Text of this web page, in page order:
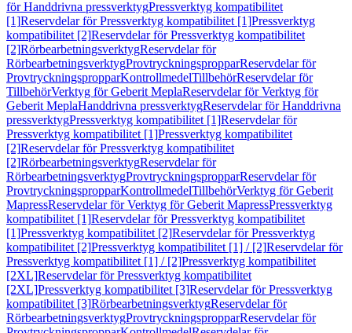
för Handdrivna pressverktygPressverktyg kompatibilitet
[1]Reservdelar för Pressverktyg kompatibilitet [1]Pressverktyg
kompatibilitet [2]Reservdelar för Pressverktyg kompatibilitet
[2]RörbearbetningsverktygReservdelar för
RörbearbetningsverktygProvtryckningspropparReservdelar för
ProvtryckningspropparKontrollmedelTillbehörReservdelar för
TillbehörVerktyg för Geberit MeplaReservdelar för Verktyg för
Geberit MeplaHanddrivna pressverktygReservdelar för Handdrivna
pressverktygPressverktyg kompatibilitet [1]Reservdelar för
Pressverktyg kompatibilitet [1]Pressverktyg kompatibilitet
[2]Reservdelar för Pressverktyg kompatibilitet
[2]RörbearbetningsverktygReservdelar för
RörbearbetningsverktygProvtryckningspropparReservdelar för
ProvtryckningspropparKontrollmedelTillbehörVerktyg för Geberit
MapressReservdelar för Verktyg för Geberit MapressPressverktyg
kompatibilitet [1]Reservdelar för Pressverktyg kompatibilitet
[1]Pressverktyg kompatibilitet [2]Reservdelar för Pressverktyg
kompatibilitet [2]Pressverktyg kompatibilitet [1] / [2]Reservdelar för
Pressverktyg kompatibilitet [1] / [2]Pressverktyg kompatibilitet
[2XL]Reservdelar för Pressverktyg kompatibilitet
[2XL]Pressverktyg kompatibilitet [3]Reservdelar för Pressverktyg
kompatibilitet [3]RörbearbetningsverktygReservdelar för
RörbearbetningsverktygProvtryckningspropparReservdelar för